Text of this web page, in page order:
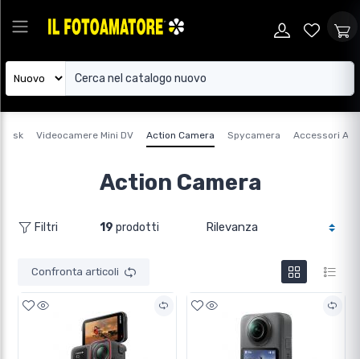
Disk Videocamere Mini DV Action Camera Spycamera Accessori
Action Camera
Filtri 19 prodotti
Confronta articoli